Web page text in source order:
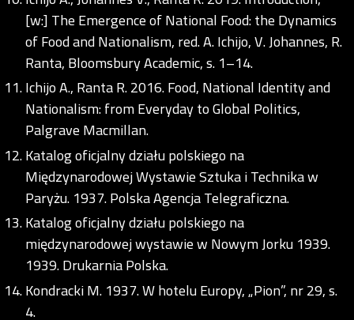
[w:] The Emergence of National Food: the Dynamics
of Food and Nationalism, red. A. Ichijo, V. Johannes, R.
Ranta, Bloomsbury Academic, s. 1–14.
Ichijo A., Ranta R. 2016. Food, National Identity and
Nationalism: from Everyday to Global Politics,
Palgrave Macmillan.
Katalog oficjalny działu polskiego na
Międzynarodowej Wystawie Sztuka i Technika w
Paryżu. 1937. Polska Agencja Telegraficzna.
Katalog oficjalny działu polskiego na
międzynarodowej wystawie w Nowym Jorku 1939.
1939. Drukarnia Polska.
Kondracki M. 1937. W hotelu Europy, „Pion”, nr 29, s.
4.